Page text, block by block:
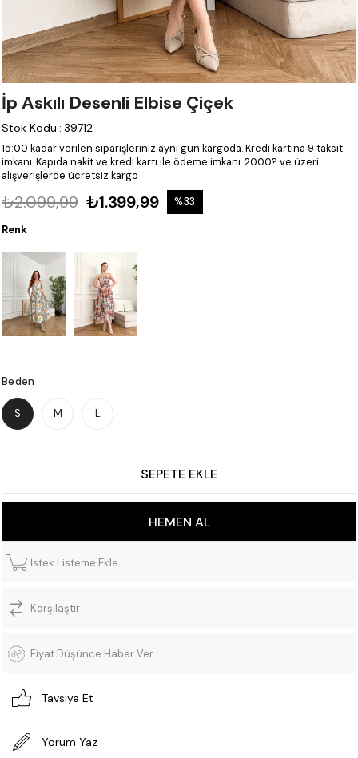
İp Askılı Desenli Elbise Çiçek
Stok Kodu : 39712
15:00 kadar verilen siparişleriniz aynı gün kargoda.Kredi kartına 9 taksit
imkanı.Kapıda nakit ve kredi kartı ile ödeme imkanı.2000? ve üzeri
alışverişlerde ücretsiz kargo
₺2.099,99 ₺1.399,99 %33
Renk
Beden
S M L
İstek Listeme Ekle
Karşılaştır
Fiyat Düşünce Haber Ver
Tavsiye Et
Yorum Yaz